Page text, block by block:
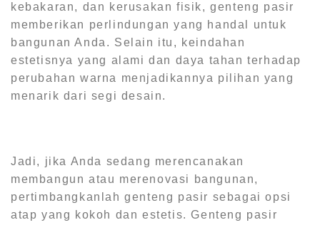
kebakaran, dan kerusakan fisik, genteng pasir
memberikan perlindungan yang handal untuk
bangunan Anda. Selain itu, keindahan
estetisnya yang alami dan daya tahan terhadap
perubahan warna menjadikannya pilihan yang
menarik dari segi desain.
Jadi, jika Anda sedang merencanakan
membangun atau merenovasi bangunan,
pertimbangkanlah genteng pasir sebagai opsi
atap yang kokoh dan estetis. Genteng pasir